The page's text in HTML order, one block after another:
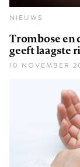
NIEUWS
Trombose
geeft laagste
10 NOVEMBER